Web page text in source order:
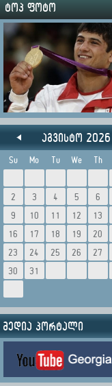
ტოპ ფოტო
აგვისტო 2026
Su Mo Tu We Th
2
3 4 5 6
9
10 11 12 13
16
17 18 19 20
23
24 25 26 27
30
31
მედია პორტალი